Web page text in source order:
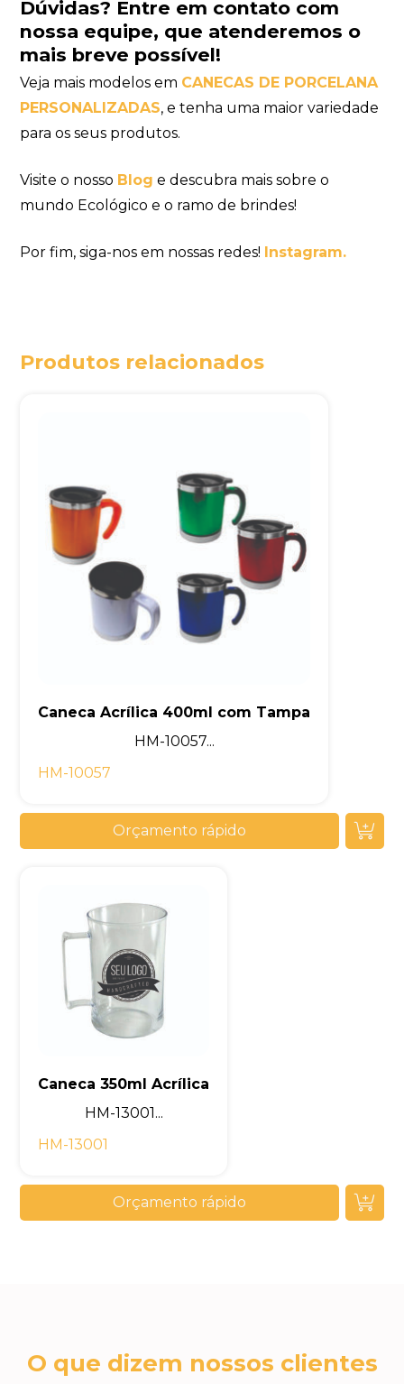
Dúvidas? Entre em contato com
nossa equipe, que atenderemos o
mais breve possível!
Veja mais modelos em CANECAS DE PORCELANA
PERSONALIZADAS, e tenha uma maior variedade
para os seus produtos.
Visite o nosso Blog e descubra mais sobre o
mundo Ecológico e o ramo de brindes!
Por fim, siga-nos em nossas redes! Instagram.
Produtos relacionados
Caneca Acrílica 400ml com Tampa
HM-10057...
HM-10057
Orçamento rápido
Caneca 350ml Acrílica
HM-13001...
HM-13001
Orçamento rápido
O que dizem nossos clientes